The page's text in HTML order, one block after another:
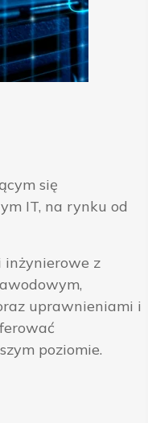
się
IT, na rynku od
inżynierowe z
uprawnieniami i
poziomie.